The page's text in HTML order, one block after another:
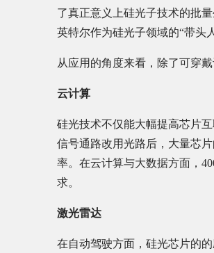
了真正意义上硅光子技术的批
英特尔作为硅光子领域的“带头
从应用的角度来看，除了可穿
云计算
硅光技术不仅能大幅提高芯片
信号通路改用光路后，大量芯
率。在云计算与大数据方面，
求。
激光雷达
在自动驾驶方面，硅光芯片的